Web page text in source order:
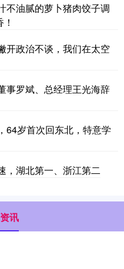
不油腻的萝卜猪肉饺子调
开政治不谈，我们在太空
事罗斌、总经理王光海辞
64岁首次回东北，特意学
，湖北第一、浙江第二
讯